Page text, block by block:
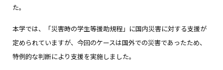
た。
本学では、「災害時の学生等援助規程」に国内災害に対する支援が
定められていますが、今回のケースは国外での災害であったため、
特例的な判断により支援を実施しました。